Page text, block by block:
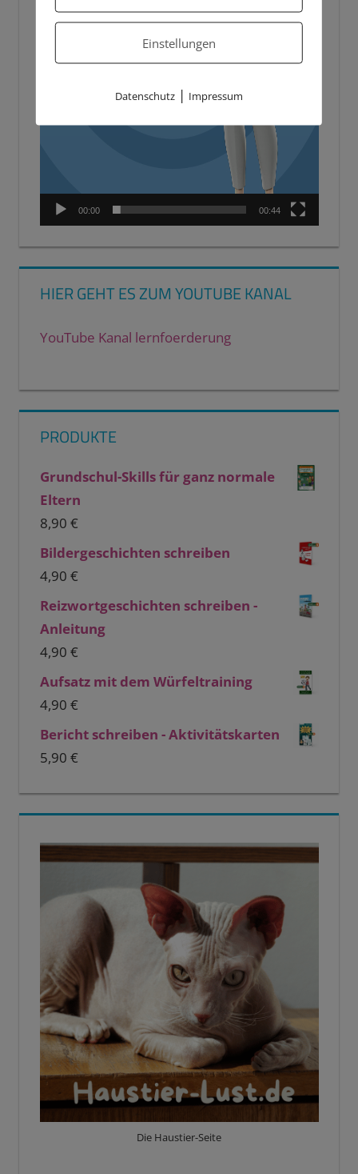
00:00 00:44
HIER GEHT ES ZUM YOUTUBE KANAL
YouTube Kanal lernfoerderung
PRODUKTE
Grundschul-Skills für ganz normale
Eltern
8,90 €
Bildergeschichten schreiben
4,90 €
Reizwortgeschichten schreiben -
Anleitung
4,90 €
Aufsatz mit dem Würfeltraining
4,90 €
Bericht schreiben - Aktivitätskarten
5,90 €
Die Haustier-Seite
Einstellungen
Datenschutz| Impressum